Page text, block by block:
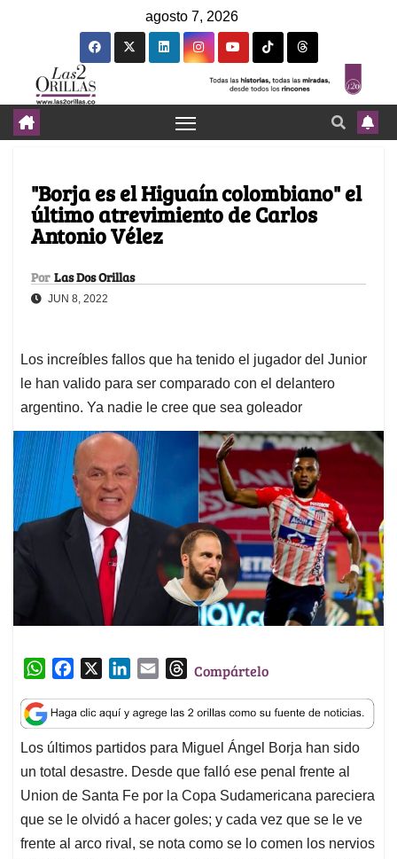
agosto 7, 2026
"Borja es el Higuaín colombiano" el
último atrevimiento de Carlos
Antonio Vélez
Por Las Dos Orillas
JUN 8, 2022
Los increíbles fallos que ha tenido el jugador del Junior
le han valido para ser comparado con el delantero
argentino. Ya nadie le cree que sea goleador
W
a
t
s
A
p
p
c
e
b
o
o
k
n
k
e
d
I
n
a
i
l
T
r
e
a
d
s
Compártelo
Los últimos partidos para Miguel Ángel Borja han sido
un total desastre. Desde que falló ese penal frente al
Union de Santa Fe por la Copa Sudamericana pareciera
que se le olvidó a hacer goles; y cada vez que se le ve
frente al arco rival, se nota como se lo comen los nervios